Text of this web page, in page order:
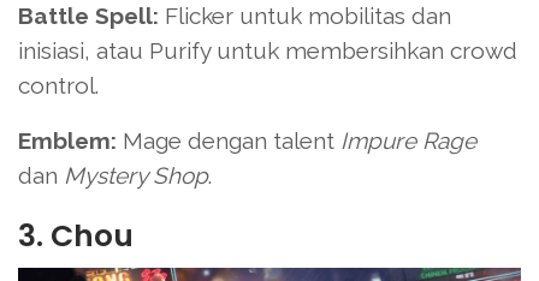
Battle Spell: Flicker untuk mobilitas dan
inisiasi, atau Purify untuk membersihkan crowd
control.
Emblem: Mage dengan talent Impure Rage
dan Mystery Shop.
3. Chou